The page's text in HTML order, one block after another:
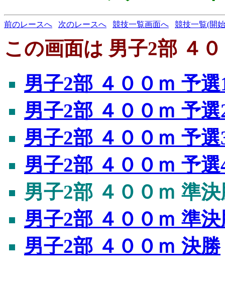
前のレースへ 次のレースへ 競技一覧画面へ 競技一覧(開
この画面は 男子2部 ４
男子2部 ４００ｍ 予選
男子2部 ４００ｍ 予選
男子2部 ４００ｍ 予選
男子2部 ４００ｍ 予選
男子2部 ４００ｍ 準
男子2部 ４００ｍ 準
男子2部 ４００ｍ 決勝